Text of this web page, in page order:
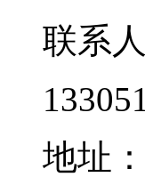
联系
地址